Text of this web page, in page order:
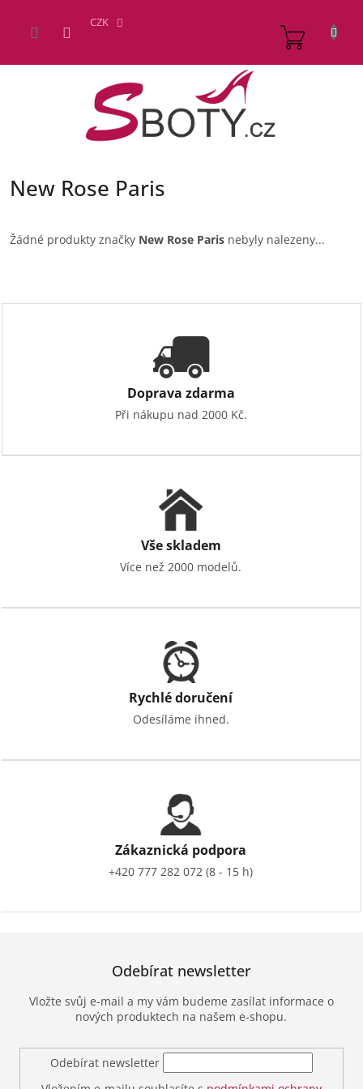
obsah
CZK
New Rose Paris
Žádné produkty značky New Rose Paris nebyly nalezeny...
Doprava zdarma
Při nákupu nad 2000 Kč.
Vše skladem
Více než 2000 modelů.
Rychlé doručení
Odesíláme ihned.
Zákaznická podpora
+420 777 282 072 (8 - 15 h)
Odebírat newsletter
Vložte svůj e-mail a my vám budeme zasílat informace o
nových produktech na našem e-shopu.
Odebírat newsletter